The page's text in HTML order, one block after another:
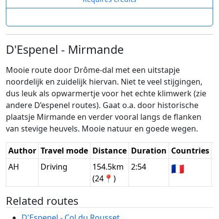
D'Espenel - Mirmande
Mooie route door Drôme-dal met een uitstapje
noordelijk en zuidelijk hiervan. Niet te veel stijgingen,
dus leuk als opwarmertje voor het echte klimwerk (zie
andere D’espenel routes). Gaat o.a. door historische
plaatsje Mirmande en verder vooral langs de flanken
van stevige heuvels. Mooie natuur en goede wegen.
Author Travel mode Distance Duration Countries
AH
Driving
154.5km
(24📍)
2:54 🇫🇷
Related routes